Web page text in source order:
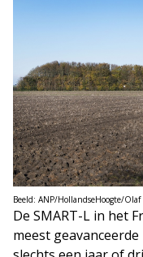
Beeld: ANP/HollandseHoogte/
De SMART-L in het
meest